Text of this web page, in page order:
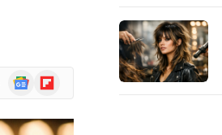
GoogleFlipboard